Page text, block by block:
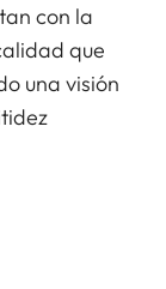
con la
que
una visión